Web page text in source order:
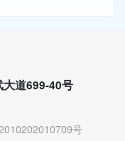
道699-40号
号